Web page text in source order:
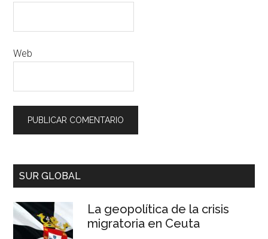
Web
SUR GLOBAL
La geopolítica de la crisis
migratoria en Ceuta